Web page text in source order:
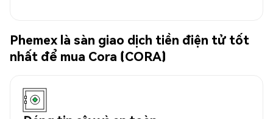
Phemex là sàn giao dịch tiền điện tử tốt
nhất để mua Cora (CORA)